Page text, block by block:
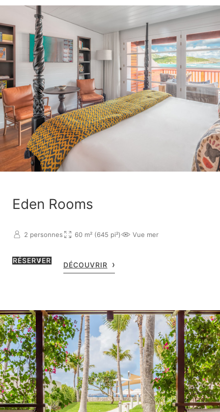
Eden Rooms
2 personnes 60 m² (645 pi²) Vue mer
RÉSERVER
DÉCOUVRIR